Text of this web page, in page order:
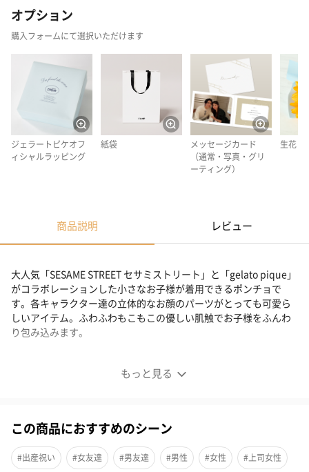
オプション
購入フォームにて選択いただけます
ジェラートピケオフ
ィシャルラッピング
紙袋
メッセージカード
（通常・写真・グリ
ーティング）
生花
商品説明 レビュー
もっと見る
大人気「SESAME STREET セサミストリート」と「gelato pique」
がコラボレーションした小さなお子様が着用できるポンチョで
す。各キャラクター達の立体的なお顔のパーツがとっても可愛ら
しいアイテム。ふわふわもこもこの優しい肌触でお子様をふんわ
り包み込みます。
セサミストリートのキャラクターモチーフにしたベビーサ
大人気の「SESAME STREET セサミストリート」と「gelato
pique」のコラボレーション第2弾！小さなお子様が着用できるポ
ンチョは今回が初登場。gelato piqueらしいパステルカラーの色
この商品におすすめのシーン
#出産祝い #女友達 #男友達 #男性 #女性 #上司女性